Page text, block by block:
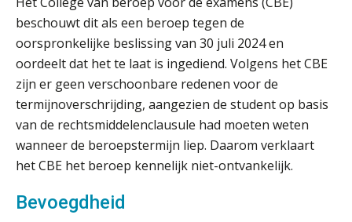
beschouwt dit als een beroep tegen de
oorspronkelijke beslissing van 30 juli 2024 en
oordeelt dat het te laat is ingediend. Volgens het CBE
zijn er geen verschoonbare redenen voor de
termijnoverschrijding, aangezien de student op basis
van de rechtsmiddelenclausule had moeten weten
wanneer de beroepstermijn liep. Daarom verklaart
het CBE het beroep kennelijk niet-ontvankelijk.
Bevoegdheid
De vijf grootste uitdagingen in
capaciteitsplanning
Yousri Mandour: “Verandering begint
waar het schuurt”
Waarom het huidige verdienmodel
van accountants verleden tijd is